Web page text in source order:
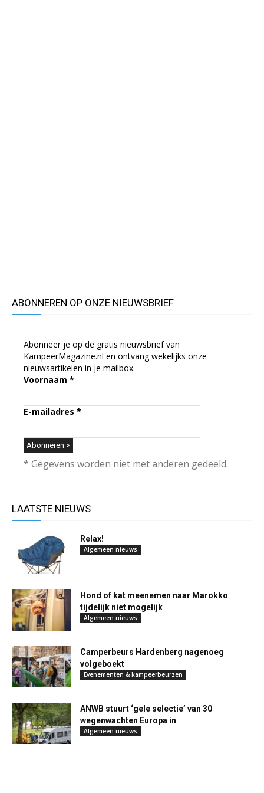
ABONNEREN OP ONZE NIEUWSBRIEF
Abonneer je op de gratis nieuwsbrief van
KampeerMagazine.nl en ontvang wekelijks onze
nieuwsartikelen in je mailbox.
Voornaam *
E-mailadres *
* Gegevens worden niet met anderen gedeeld.
LAATSTE NIEUWS
Relax!
Algemeen nieuws
Hond of kat meenemen naar Marokko
tijdelijk niet mogelijk
Algemeen nieuws
Camperbeurs Hardenberg nagenoeg
volgeboekt
Evenementen & kampeerbeurzen
ANWB stuurt ‘gele selectie’ van 30
wegenwachten Europa in
Algemeen nieuws